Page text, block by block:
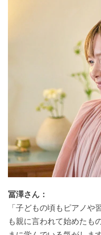
冨澤さん：
「子どもの頃もピアノや
も親に言われて始めたも